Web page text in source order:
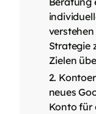
Strategie
Zielen
neues
Konto für